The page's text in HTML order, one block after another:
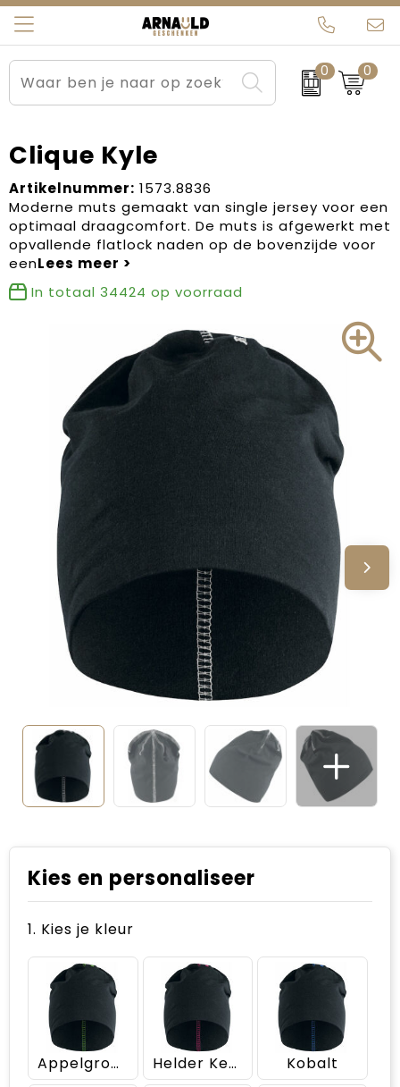
0 0
Relatiegeschenken
Sportkleding
Werkkleding
Kleding en textiel
Tassen
Beurs en Evenementen
Brievenbuspakketten
Carnaval
Dag van de Zorg
Kerstartikelen
Kraamcadeaus
Sinterklaas
Verjaardagen
Voetbal, EK en WK
Zomergeschenken
Zomerpakketten
Arnauld Kerstpakketten
MijnEigenKadootje
Ons team
Contact
Blogs
Clique Kyle
Artikelnummer: 1573.8836
Moderne muts gemaakt van single jersey voor een
optimaal draagcomfort. De muts is afgewerkt met
opvallende flatlock naden op de bovenzijde voor
een
In totaal 34424 op voorraad
Kies en personaliseer
1. Kies je kleur
Appelgroen Helder Kersen Kobalt